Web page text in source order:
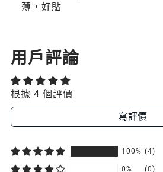
薄，好貼
用戶評論
根據 4 個評價
寫評價
100% (4)
0% (0)